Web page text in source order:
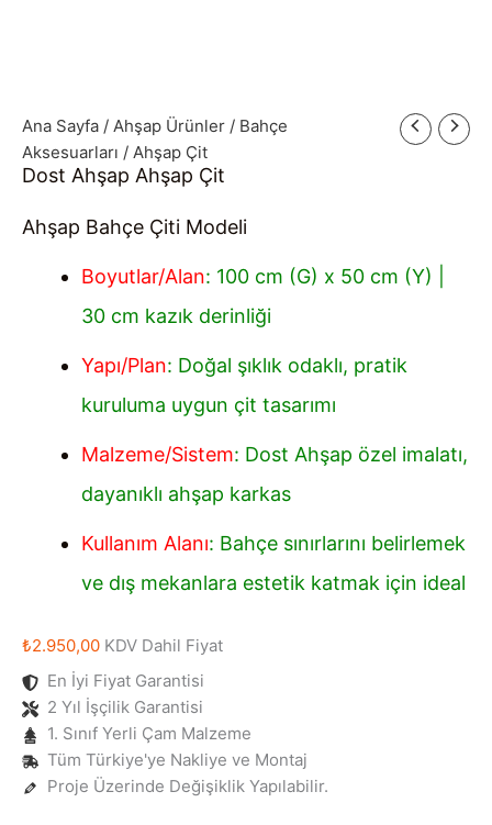
Ana Sayfa / Ahşap Ürünler / Bahçe
Aksesuarları / Ahşap Çit
Dost Ahşap Ahşap Çit
Ahşap Bahçe Çiti Modeli
Boyutlar/Alan: 100 cm (G) x 50 cm (Y) |
30 cm kazık derinliği
Yapı/Plan: Doğal şıklık odaklı, pratik
kuruluma uygun çit tasarımı
Malzeme/Sistem: Dost Ahşap özel imalatı,
dayanıklı ahşap karkas
Kullanım Alanı: Bahçe sınırlarını belirlemek
ve dış mekanlara estetik katmak için ideal
₺2.950,00 KDV Dahil Fiyat
En İyi Fiyat Garantisi
2 Yıl İşçilik Garantisi
1. Sınıf Yerli Çam Malzeme
Tüm Türkiye'ye Nakliye ve Montaj
Proje Üzerinde Değişiklik Yapılabilir.